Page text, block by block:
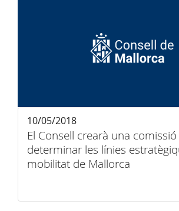
El Consell crearà una
determinar les línies
mobilitat de Mallorca
10/05/2018